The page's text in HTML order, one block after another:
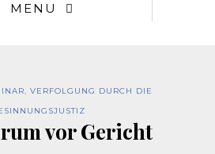
MENU
, VERFOLGUNG DURCH DIE
vor Gericht